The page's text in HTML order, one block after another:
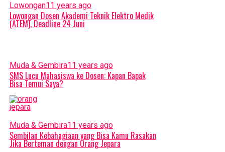
Lowongan11 years ago
Lowongan Dosen Akademi Teknik Elektro Medik
(ATEM), Deadline 24 Juni
Muda & Gembira11 years ago
SMS Lucu Mahasiswa ke Dosen: Kapan Bapak
Bisa Temui Saya?
Muda & Gembira11 years ago
Sembilan Kebahagiaan yang Bisa Kamu Rasakan
Jika Berteman dengan Orang Jepara